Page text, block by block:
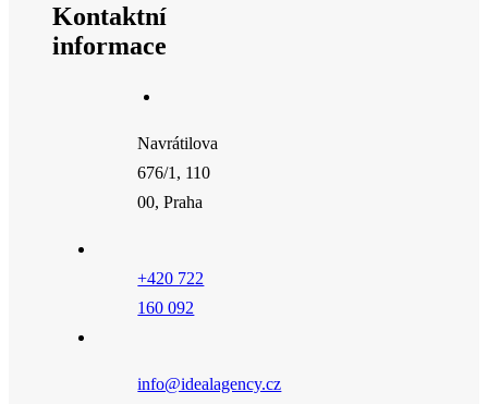
Kontaktní
informace
Navrátilova
676/1, 110
00, Praha
+420 722
160 092
info@idealagency.cz